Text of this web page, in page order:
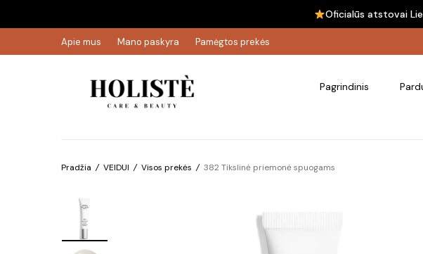
Oficialūs atstovai
Apie mus Mano paskyra Pamėgtos prekės
Pagrindinis
Pradžia / VEIDUI / Visos prekės / 382 Tikslinė priemonė spuogams